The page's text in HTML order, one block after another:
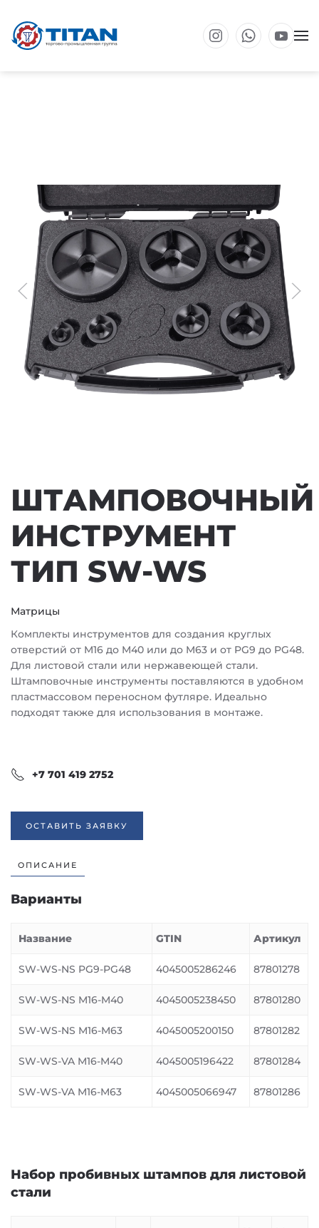
Перейти к основному содержанию
ШТАМПОВОЧНЫЙ
ИНСТРУМЕНТ
ТИП SW-WS
Матрицы
Комплекты инструментов для создания круглых
отверстий от M16 до M40 или до M63 и от PG9 до PG48.
Для листовой стали или нержавеющей стали.
Штамповочные инструменты поставляются в удобном
пластмассовом переносном футляре. Идеально
подходят также для использования в монтаже.
+7 701 419 2752
ОСТАВИТЬ ЗАЯВКУ
ОПИСАНИЕ
Варианты
Название GTIN Артикул
SW-WS-NS PG9-PG48 4045005286246 87801278
SW-WS-NS M16-M40 4045005238450 87801280
SW-WS-NS M16-M63 4045005200150 87801282
SW-WS-VA M16-M40 4045005196422 87801284
SW-WS-VA M16-M63 4045005066947 87801286
Набор пробивных штампов для листовой
стали